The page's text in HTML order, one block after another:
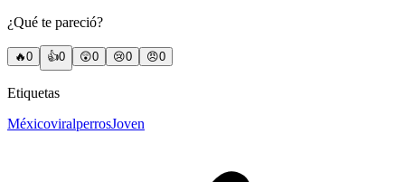
¿Qué te pareció?
🔥0 👍0 😲0 😢0 😠0
Etiquetas
MéxicoviralperrosJoven